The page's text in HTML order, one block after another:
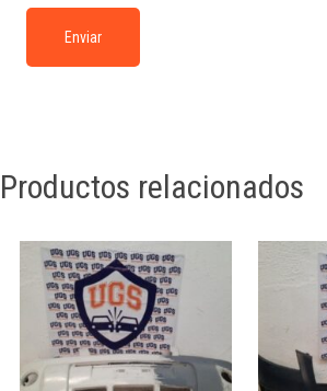
Productos relacionados